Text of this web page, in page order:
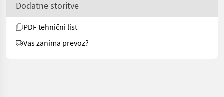
Dodatne storitve
PDF tehnični list
Vas zanima prevoz?